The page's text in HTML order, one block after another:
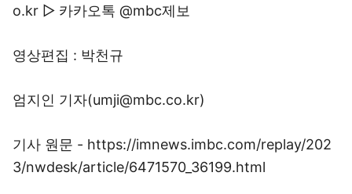
o.kr ▷ 카카오톡 @mbc제보
영상편집 : 박천규
엄지인 기자(umji@mbc.co.kr)
기사 원문 - https://imnews.imbc.com/replay/202
3/nwdesk/article/6471570_36199.html